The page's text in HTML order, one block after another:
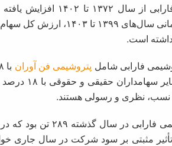
وی افزود:سود سرمایه شرکت پتروشیمی
۴۶۵۴۶۳ میلیون ریال رسیده است. در بازه
است.
فارابی شامل پتروشیمی فن آوران با ۴۸ درصد،
با یک درصد و
نسب، نظری و رسولی هستند.
تأثیر مثبتی بر سود شرکت در سال جاری